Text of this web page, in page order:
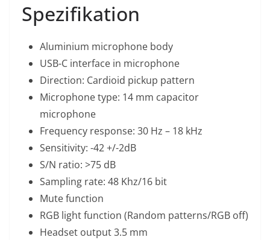
Spezifikation
Aluminium microphone body
USB-C interface in microphone
Direction: Cardioid pickup pattern
Microphone type: 14 mm capacitor
microphone
Frequency response: 30 Hz – 18 kHz
Sensitivity: -42 +/-2dB
S/N ratio: >75 dB
Sampling rate: 48 Khz/16 bit
Mute function
RGB light function (Random patterns/RGB off)
Headset output 3.5 mm